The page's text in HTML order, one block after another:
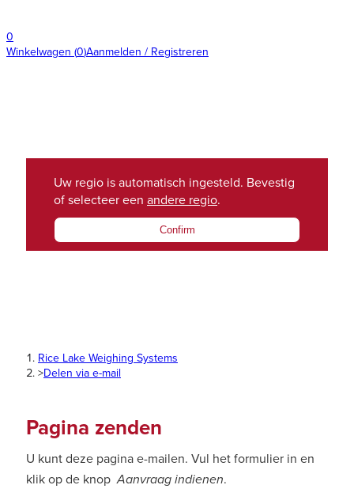
0
Winkelwagen (0)Aanmelden / Registreren
Uw regio is automatisch ingesteld. Bevestig
of selecteer een andere regio.
Confirm
Rice Lake Weighing Systems
>Delen via e-mail
Pagina zenden
U kunt deze pagina e-mailen. Vul het formulier in en
klik op de knopAanvraag indienen.